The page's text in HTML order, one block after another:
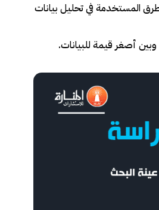
المستخدمة في تحليل بيانات
أصغر قيمة للبيانات.